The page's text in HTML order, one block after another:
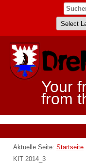
Your
from
Aktuelle Seite: Startseite
KIT 2014_3